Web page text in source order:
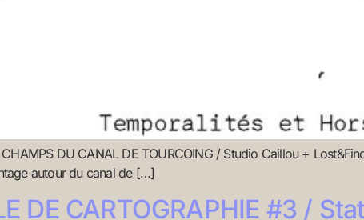
CHAMPS DU CANAL DE TOURCOING / Studio Caillou +
autour du canal de […]
DE CARTOGRAPHIE #3 /